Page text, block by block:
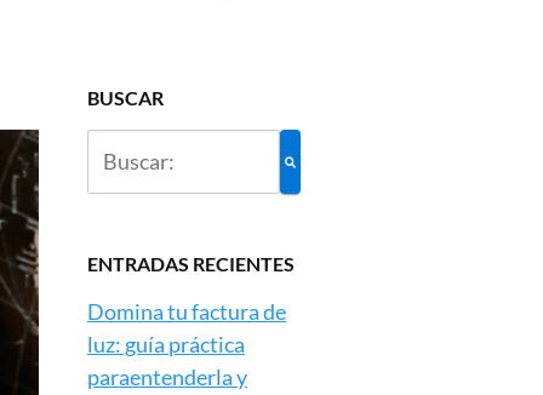
BUSCAR
ENTRADAS RECIENTES
Domina tu factura de
luz: guía práctica
paraentenderla y